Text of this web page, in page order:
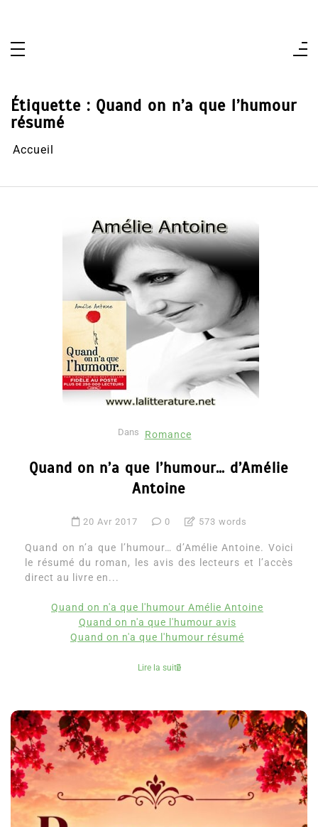
Étiquette : Quand on n’a que l’humour
résumé
Accueil
Dans Romance
Quand on n’a que l’humour… d’Amélie
Antoine
20 Avr 2017 0 573 words
Quand on n’a que l’humour… d’Amélie Antoine. Voici
le résumé du roman, les avis des lecteurs et l’accès
direct au livre en...
Quand on n'a que l'humour Amélie Antoine
Quand on n'a que l'humour avis
Quand on n'a que l'humour résumé
Lire la suite